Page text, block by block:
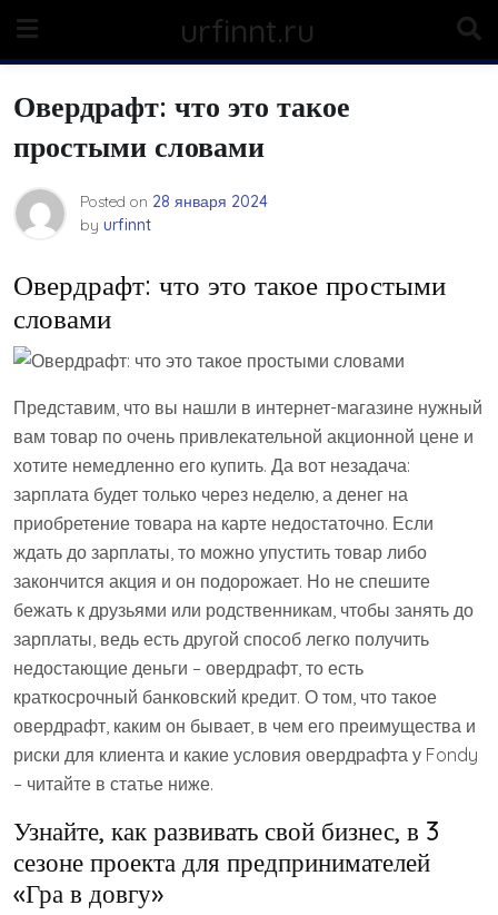
content
urfinnt.ru
Овердрафт: что это такое
простыми словами
Posted on 28 января 2024
by urfinnt
Овердрафт: что это такое простыми
словами
Представим, что вы нашли в интернет-магазине нужный
вам товар по очень привлекательной акционной цене и
хотите немедленно его купить. Да вот незадача:
зарплата будет только через неделю, а денег на
приобретение товара на карте недостаточно. Если
ждать до зарплаты, то можно упустить товар либо
закончится акция и он подорожает. Но не спешите
бежать к друзьями или родственникам, чтобы занять до
зарплаты, ведь есть другой способ легко получить
недостающие деньги – овердрафт, то есть
краткосрочный банковский кредит. О том, что такое
овердрафт, каким он бывает, в чем его преимущества и
риски для клиента и какие условия овердрафта у Fondy
– читайте в статье ниже.
Узнайте, как развивать свой бизнес, в 3
сезоне проекта для предпринимателей
«Гра в довгу»